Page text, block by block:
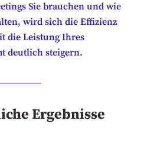
Sie brauchen und wie
wird sich die Effizienz
die Leistung Ihres
deutlich steigern.
Ergebnisse